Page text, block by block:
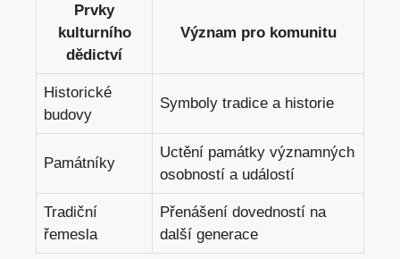
Prvky
kulturního
dědictví
Význam pro komunitu
Historické
budovy
Symboly tradice a historie
Památníky
Uctění památky významných
osobností a událostí
Tradiční
řemesla
Přenášení dovedností na
další generace